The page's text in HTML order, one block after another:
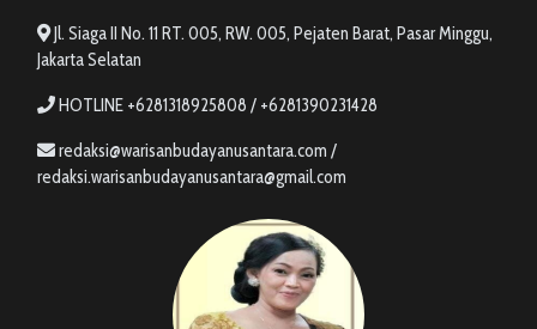
Jl. Siaga II No. 11 RT. 005, RW. 005, Pejaten Barat, Pasar Minggu,
Jakarta Selatan
HOTLINE +6281318925808 / +6281390231428
redaksi@warisanbudayanusantara.com /
redaksi.warisanbudayanusantara@gmail.com